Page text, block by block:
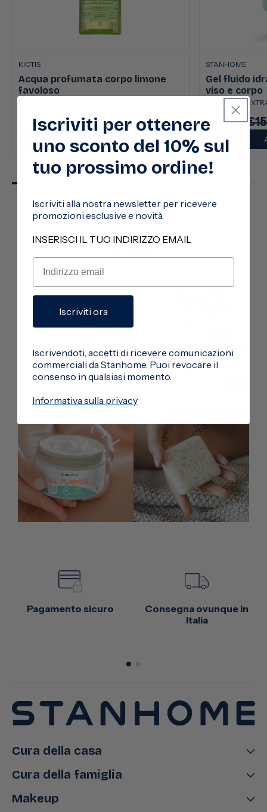
KIOTIS
Acqua profumata corpo limone
favoloso
Prezzo
€13,50
Prezzo
listino
€22,50
AGGIUNGI
STANHOME
Gel fluido
viso e corpo
AFTER SUN
Prezzo
€8,50
Seguici
@stanhomeitalia
Pagamento sicuro
Consegna ovunque in
Italia
Cura della casa
Cura della famiglia
Makeup
Iscriviti per ottenere
uno sconto del 10% sul
tuo prossimo ordine!
Iscriviti alla nostra newsletter per ricevere
promozioni esclusive e novità.
INSERISCI IL TUO INDIRIZZO EMAIL
Iscriviti ora
Iscrivendoti, accetti di ricevere comunicazioni
commerciali da Stanhome. Puoi revocare il
consenso in qualsiasi momento.
Informativa sulla privacy